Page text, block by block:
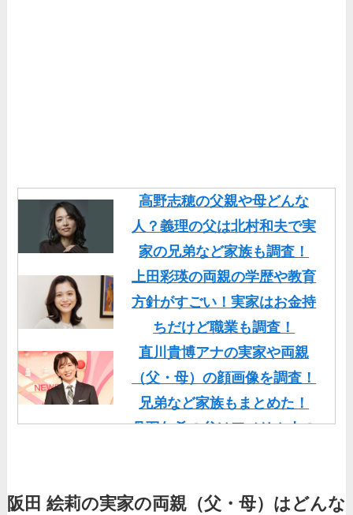
高野志穂の父親や母どんな
人？義理の父は北村和夫で実
家の兄弟など家族も調査！
上田彩瑛の両親の学歴や教育
方針がすごい！実家はお金持
ちだけど職業も調査！
直川貴博アナの実家や両親
（父・母）の顔画像を調査！
兄弟など家族もまとめた！
丹羽仁希の父はアメリカ人の
基俊介の実家はお金持ち？兄
阪田 絵莉の実家の両親（父・母）はどんな